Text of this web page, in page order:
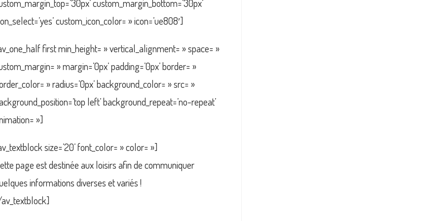
custom_margin_bottom=’30px’
custom_icon_color= » icon=’ue808′]
first min_height= » vertical_alignment= » space= »
» margin=’0px’ padding=’0px’ border= »
» radius=’0px’ background_color= » src= »
left’ background_repeat=’no-repeat’
»]
size=’20’ font_color= » color= »]
page est destinée aux loisirs afin de communiquer
informations diverses et variés !